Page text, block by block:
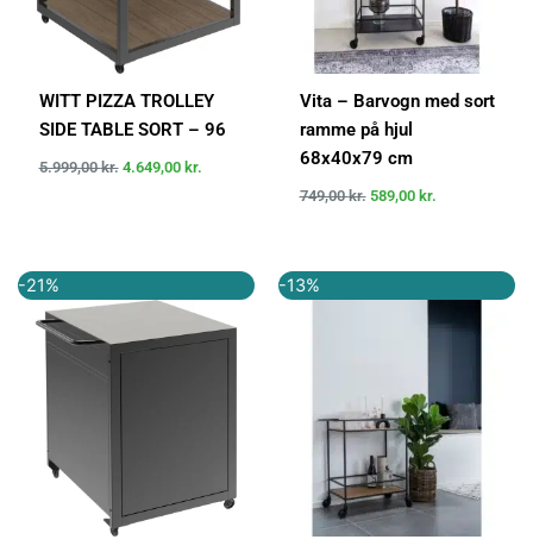
WITT PIZZA TROLLEY
SIDE TABLE SORT – 96
5.999,00kr. 4.649,00 kr.
Vita – Barvogn med sort
ramme på hjul
68x40x79 cm
749,00kr. 589,00 kr.
-21%
oprindelige
var:
aktuelle
pris
er:
-13%
oprindeligeaktuelle
pris